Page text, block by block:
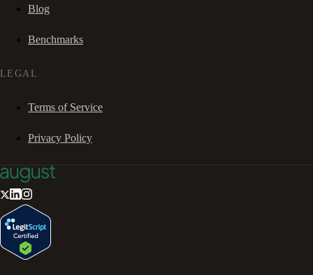
Blog
Benchmarks
LEGAL
Terms of Service
Privacy Policy